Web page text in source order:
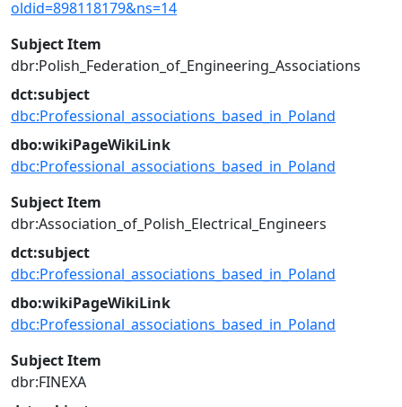
oldid=898118179&ns=14
Subject Item
dbr:Polish_Federation_of_Engineering_Associations
dct:subject
dbc:Professional_associations_based_in_Poland
dbo:wikiPageWikiLink
dbc:Professional_associations_based_in_Poland
Subject Item
dbr:Association_of_Polish_Electrical_Engineers
dct:subject
dbc:Professional_associations_based_in_Poland
dbo:wikiPageWikiLink
dbc:Professional_associations_based_in_Poland
Subject Item
dbr:FINEXA